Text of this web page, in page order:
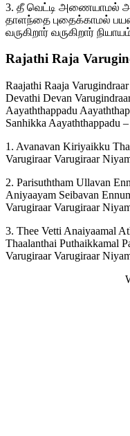
3. தீ வெட்டி அணையாமல்
தாளந்தை புதைக்காமல்
வருகிறார் வருகிறார்
Rajathi Raja
Raajathi Raaja Varugindraar
Devathi Devan
Aayaththappadu
Sanhikka Aayaththappadu
1. Avanavan Kiriyaikku
Varugiraar Varugiraar
2. Parisuththam Ullavan
Aniyaayam Seibavan
Varugiraar Varugiraar
3. Thee Vetti Anaiyaamal
Thaalanthai Puthaikkamal
Varugiraar Varugiraar